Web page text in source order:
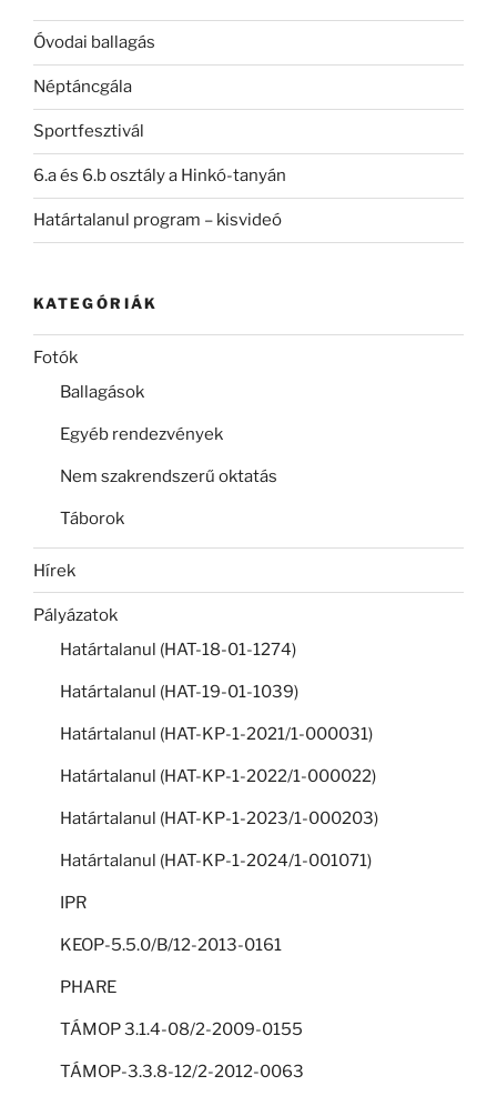
Óvodai ballagás
Néptáncgála
Sportfesztivál
6.a és 6.b osztály a Hinkó-tanyán
Határtalanul program – kisvideó
KATEGÓRIÁK
Fotók
Ballagások
Egyéb rendezvények
Nem szakrendszerű oktatás
Táborok
Hírek
Pályázatok
Határtalanul (HAT-18-01-1274)
Határtalanul (HAT-19-01-1039)
Határtalanul (HAT-KP-1-2021/1-000031)
Határtalanul (HAT-KP-1-2022/1-000022)
Határtalanul (HAT-KP-1-2023/1-000203)
Határtalanul (HAT-KP-1-2024/1-001071)
IPR
KEOP-5.5.0/B/12-2013-0161
PHARE
TÁMOP 3.1.4-08/2-2009-0155
TÁMOP-3.3.8-12/2-2012-0063